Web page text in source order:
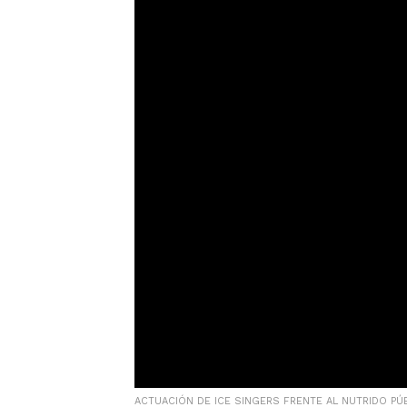
ACTUACIÓN DE ICE SINGERS FRENTE AL NUTRIDO